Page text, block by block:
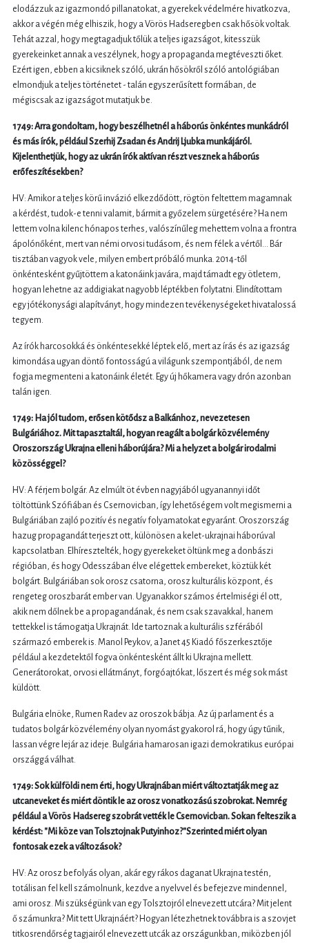
elodázzuk az igazmondó pillanatokat, a gyerekek védelmére hivatkozva,
akkor a végén még elhiszik, hogy a Vörös Hadseregben csak hősök voltak.
Tehát azzal, hogy megtagadjuk tőlük a teljes igazságot, kitesszük
gyerekeinket annak a veszélynek, hogy a propaganda megtéveszti őket.
Ezért igen, ebben a kicsiknek szóló, ukrán hősökről szóló antológiában
elmondjuk a teljes történetet - talán egyszerűsített formában, de
mégiscsak az igazságot mutatjuk be.
1749: Arra gondoltam, hogy beszélhetnél a háborús önkéntes munkádról
és más írók, például Szerhij Zsadan és Andrij Ljubka munkájáról.
Kijelenthetjük, hogy az ukrán írók aktívan részt vesznek a háborús
erőfeszítésekben?
HV: Amikor a teljes körű invázió elkezdődött, rögtön feltettem magamnak
a kérdést, tudok-e tenni valamit, bármit a győzelem sürgetésére? Ha nem
lettem volna kilenc hónapos terhes, valószínűleg mehettem volna a frontra
ápolónőként, mert van némi orvosi tudásom, és nem félek a vértől... Bár
tisztában vagyok vele, milyen embert próbáló munka. 2014-től
önkéntesként gyűjtöttem a katonáink javára, majd támadt egy ötletem,
hogyan lehetne az addigiakat nagyobb léptékben folytatni. Elindítottam
egy jótékonysági alapítványt, hogy mindezen tevékenységeket hivatalossá
tegyem.
Az írók harcosokká és önkéntesekké léptek elő, mert az írás és az igazság
kimondása ugyan döntő fontosságú a világunk szempontjából, de nem
fogja megmenteni a katonáink életét. Egy új hőkamera vagy drón azonban
talán igen.
1749: Ha jól tudom, erősen kötődsz a Balkánhoz, nevezetesen
Bulgáriához. Mit tapasztaltál, hogyan reagált a bolgár közvélemény
Oroszország Ukrajna elleni háborújára? Mi a helyzet a bolgár irodalmi
közösséggel?
HV: A férjem bolgár. Az elmúlt öt évben nagyjából ugyanannyi időt
töltöttünk Szófiában és Csernovicban, így lehetőségem volt megismerni a
Bulgáriában zajló pozitív és negatív folyamatokat egyaránt. Oroszország
hazug propagandát terjeszt ott, különösen a kelet-ukrajnai háborúval
kapcsolatban. Elhíresztelték, hogy gyerekeket öltünk meg a donbászi
régióban, és hogy Odesszában élve elégettek embereket, köztük két
bolgárt. Bulgáriában sok orosz csatorna, orosz kulturális központ, és
rengeteg oroszbarát ember van. Ugyanakkor számos értelmiségi él ott,
akik nem dőlnek be a propagandának, és nem csak szavakkal, hanem
tettekkel is támogatja Ukrajnát. Ide tartoznak a kulturális szférából
származó emberek is. Manol Peykov, a Janet 45 Kiadó főszerkesztője
például a kezdetektől fogva önkéntesként állt ki Ukrajna mellett.
Generátorokat, orvosi ellátmányt, forgóajtókat, lőszert és még sok mást
küldött.
Bulgária elnöke, Rumen Radev az oroszok bábja. Az új parlament és a
tudatos bolgár közvélemény olyan nyomást gyakorol rá, hogy úgy tűnik,
lassan végre lejár az ideje. Bulgária hamarosan igazi demokratikus európai
országgá válhat.
1749: Sok külföldi nem érti, hogy Ukrajnában miért változtatják meg az
utcaneveket és miért döntik le az orosz vonatkozású szobrokat. Nemrég
például a Vörös Hadsereg szobrát vették le Csernovicban. Sokan felteszik a
kérdést: "Mi köze van Tolsztojnak Putyinhoz?"Szerinted miért olyan
fontosak ezek a változások?
HV: Az orosz befolyás olyan, akár egy rákos daganat Ukrajna testén,
totálisan fel kell számolnunk, kezdve a nyelvvel és befejezve mindennel,
ami orosz. Mi szükségünk van egy Tolsztojról elnevezett utcára? Mit jelent
ő számunkra? Mit tett Ukrajnáért? Hogyan létezhetnek továbbra is a szovjet
titkosrendőrség tagjairól elnevezett utcák az országunkban, miközben jól